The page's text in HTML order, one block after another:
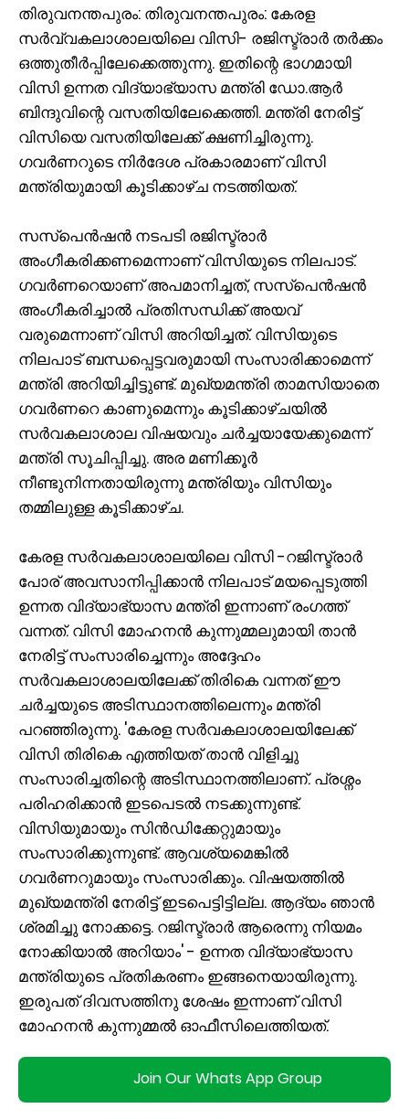
തിരുവനന്തപുരം: തിരുവനന്തപുരം: കേരള
സർവ്വകലാശാലയിലെ വിസി- രജിസ്ട്രാർ തർക്കം
ഒത്തുതീർപ്പിലേക്കെത്തുന്നു. ഇതിന്റെ ഭാ​ഗമായി
വിസി ഉന്നത വിദ്യാഭ്യാസ മന്ത്രി ഡോ.ആർ
ബിന്ദുവിന്റെ വസതിയിലേക്കെത്തി. മന്ത്രി നേരിട്ട്
വിസിയെ വസതിയിലേക്ക് ക്ഷണിച്ചിരുന്നു.
ഗവർണറു‌ടെ നിർദേശ പ്രകാരമാണ് വിസി
മന്ത്രിയുമായി കൂ‌‌ടിക്കാഴ്ച ന‌ടത്തിയത്.
സസ്‌പെൻഷൻ നടപടി രജിസ്ട്രാർ
അംഗീകരിക്കണമെന്നാണ് വിസിയുടെ നിലപാ‌ട്.
ഗവർണറെയാണ് അപമാനിച്ചത്, സസ്പെൻഷൻ
അംഗീകരിച്ചാൽ പ്രതിസന്ധിക്ക് അയവ്
വരുമെന്നാണ് വിസി അറിയിച്ചത്. വിസിയുടെ
നിലപാട് ബന്ധപ്പെട്ടവരുമായി സംസാരിക്കാമെന്ന്
മന്ത്രി അറിയിച്ചി‌ട്ടുണ്ട്. മുഖ്യമന്ത്രി താമസിയാതെ
ഗവർണറെ കാണുമെന്നും കൂടിക്കാഴ്ചയിൽ
സർവകലാശാല വിഷയവും ചർച്ചയായേക്കുമെന്ന്
മന്ത്രി സൂചിപ്പിച്ചു. അര മണിക്കൂർ
നീണ്ടുനിന്നതായിരുന്നു മന്ത്രിയും വിസിയും
തമ്മിലുള്ള കൂ‌ടിക്കാഴ്ച.
കേരള സ‍ർവകലാശാലയിലെ വിസി -റജിസ്ട്രാർ
പോര് അവസാനിപ്പിക്കാൻ നിലപാട് മയപ്പെടുത്തി
ഉന്നത വിദ്യാഭ്യാസ മന്ത്രി ഇന്നാണ് രംഗത്ത്
വന്നത്. വിസി മോഹനൻ കുന്നുമ്മലുമായി താൻ
നേരിട്ട് സംസാരിച്ചെന്നും അദ്ദേഹം
സർവകലാശാലയിലേക്ക് തിരികെ വന്നത് ഈ
ചർച്ചയുടെ അടിസ്ഥാനത്തിലെന്നും മന്ത്രി
പറഞ്ഞിരുന്നു. 'കേരള സർവകലാശാലയിലേക്ക്
വിസി തിരികെ എത്തിയത് താൻ വിളിച്ചു
സംസാരിച്ചതിന്റെ അടിസ്ഥാനത്തിലാണ്. പ്രശ്നം
പരിഹരിക്കാൻ ഇടപെടൽ നടക്കുന്നുണ്ട്.
വിസിയുമായും സിൻഡിക്കേറ്റുമായും
സംസാരിക്കുന്നുണ്ട്. ആവശ്യമെങ്കിൽ
ഗവർണറുമായും സംസാരിക്കും. വിഷയത്തിൽ
മുഖ്യമന്ത്രി നേരിട്ട് ഇടപെട്ടിട്ടില്ല. ആദ്യം ഞാൻ
ശ്രമിച്ചു നോക്കട്ടെ. റജിസ്ട്രാർ ആരെന്നു നിയമം
നോക്കിയാൽ അറിയാം' - ഉന്നത വിദ്യാഭ്യാസ
മന്ത്രിയുടെ പ്രതികരണം ഇങ്ങനെയായിരുന്നു.
ഇരുപത് ദിവസത്തിനു ശേഷം ഇന്നാണ് വിസി
മോഹനൻ കുന്നുമ്മൽ ഓഫീസിലെത്തിയത്.
Join Our Whats App Group